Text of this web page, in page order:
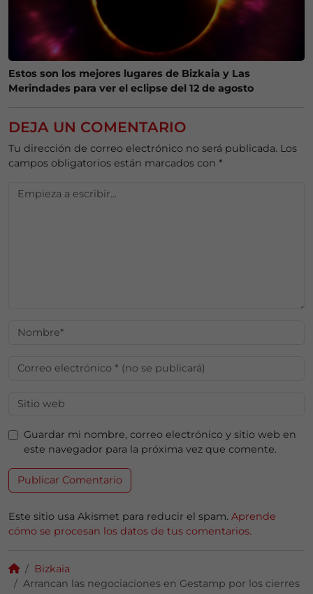
Estos son los mejores lugares de Bizkaia y Las
Merindades para ver el eclipse del 12 de agosto
DEJA UN COMENTARIO
Tu dirección de correo electrónico no será publicada. Los
campos obligatorios están marcados con *
Guardar mi nombre, correo electrónico y sitio web en
este navegador para la próxima vez que comente.
Este sitio usa Akismet para reducir el spam. Aprende
cómo se procesan los datos de tus comentarios.
Bizkaia
Arrancan las negociaciones en Gestamp por los cierres